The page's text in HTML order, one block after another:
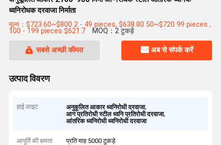
ध्वनिरोधक दरवाजा निर्माता
मूल्य：$723.60~$800 2 - 49 pieces, $638.80 50~$720 99 pieces ,
100 - 199 pieces $621.7 MOQ：2 टुकड़े
सबसे अच्छी कीमत अब से संपर्क करें
उत्पाद विवरण
हाई लाइट अनुकूलित आकार ध्वनिरोधी दरवाजा,
आग प्रतिरोधी स्टील ध्वनि प्रतिरोधी दरवाजा,
आंतरिक ध्वनिरोधी ध्वनिरोधी दरवाजा
आपूर्ति की क्षमता प्रति माह 5000 टुकड़े